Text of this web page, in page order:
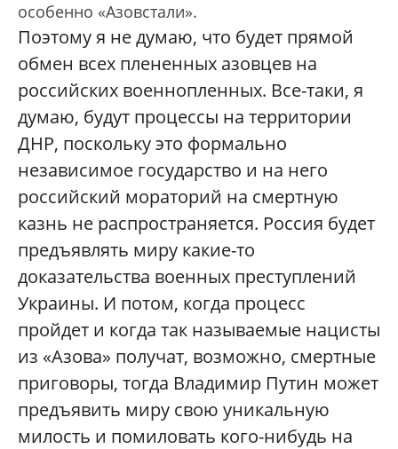
особенно «Азовстали».
Поэтому я не думаю, что будет прямой
обмен всех плененных азовцев на
российских военнопленных. Все-таки, я
думаю, будут процессы на территории
ДНР, поскольку это формально
независимое государство и на него
российский мораторий на смертную
казнь не распространяется. Россия будет
предъявлять миру какие-то
доказательства военных преступлений
Украины. И потом, когда процесс
пройдет и когда так называемые нацисты
из «Азова» получат, возможно, смертные
приговоры, тогда Владимир Путин может
предъявить миру свою уникальную
милость и помиловать кого-нибудь на